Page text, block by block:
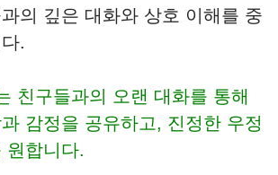
의 깊은 대화와 상호 이해를 중
.
친구들과의 오랜 대화를 통해
감정을 공유하고, 진정한 우정
원합니다.